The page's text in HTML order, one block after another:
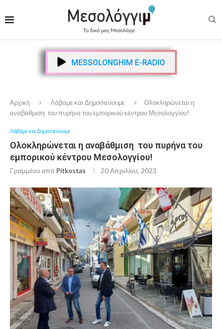
MESSOLONGHIM E-RADIO
Αρχική Λάβαμε και Δημοσιεύουμε
Ολοκληρώνεται η
αναβάθμιση του πυρήνα του εμπορικού κέντρου Μεσολογγίου!
Λάβαμε και Δημοσιεύουμε
Ολοκληρώνεται η αναβάθμιση του πυρήνα του
εμπορικού κέντρου Μεσολογγίου!
Γραμμένο από Pitkostas 20 Απριλίου, 2023